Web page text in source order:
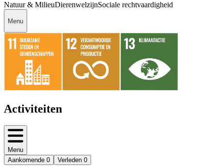
Natuur & MilieuDierenwelzijnSociale rechtvaardigheid
Menu
Activiteiten
Menu
Aankomende 0 Verleden 0